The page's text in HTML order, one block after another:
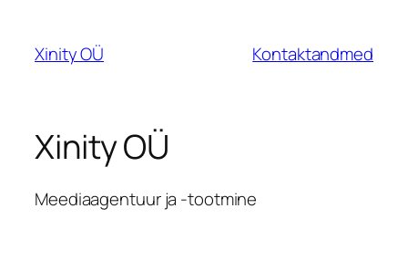
content
Xinity OÜ Kontaktandmed
Xinity OÜ
Meediaagentuur ja -tootmine